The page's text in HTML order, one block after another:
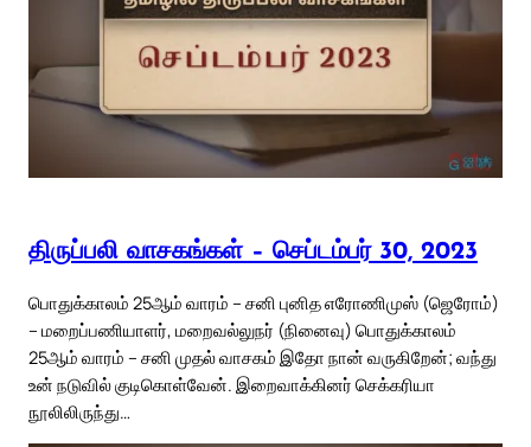
திருப்பலி வாசகங்கள் – செப்டம்பர் 30, 2023
பொதுக்காலம் 25ஆம் வாரம் – சனி புனித எரோணிமுஸ் (ஜெரோம்)
– மறைப்பணியாளர், மறைவல்லுநர் (நினைவு) பொதுக்காலம்
25ஆம் வாரம் – சனி முதல் வாசகம் இதோ நான் வருகிறேன்; வந்து
உன் நடுவில் குடிகொள்வேன். இறைவாக்கினர் செக்கரியா
நூலிலிருந்து…